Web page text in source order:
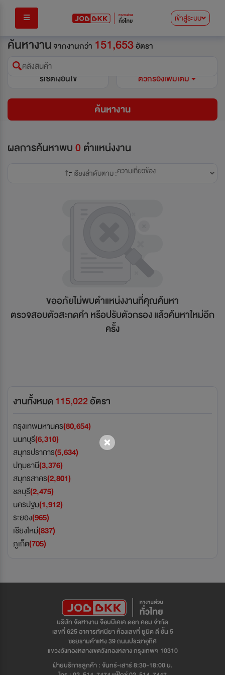
เข้าสู่ระบบ
ค้นหางานจากงานกว่า 151,653อัตรา
คลังสินค้า
รีเซ็ตเงื่อนไข
ตัวกรองเพิ่มเติม
ค้นหางาน
ผลการค้นหาพบ0 ตำแหน่งงาน
เรียงลำดับตาม :ความเกี่ยวข้อง
ขออภัยไม่พบตำแหน่งงานที่คุุณค้นหา
ตรวจสอบตัวสะกดคำ หรือปรับตัวกรอง แล้วค้นหาใหม่อีก
ครั้ง
งานทั้งหมด115,022อัตรา
กรุงเทพมหานคร(80,654)
นนทบุรี(6,310)
สมุทรปราการ(5,634)
ปทุมธานี(3,376)
สมุทรสาคร(2,801)
ชลบุรี(2,475)
นครปฐม(1,912)
ระยอง(965)
เชียงใหม่(837)
ภูเก็ต(705)
บริษัท จัดหางาน จ๊อบบีเคเค ดอท คอม จำกัด
เลขที่ 625 อาคารทัศนียา ห้องเลขที่ ยูนิต ดี ชั้น 5
ซอยรามคำแหง 39 ถนนประชาอุทิศ
แขวงวังทองหลางเขตวังทองหลาง กรุงเทพฯ 10310
ฝ่ายบริการลูกค้า : จันทร์-เสาร์ 8:30-18:00 น.